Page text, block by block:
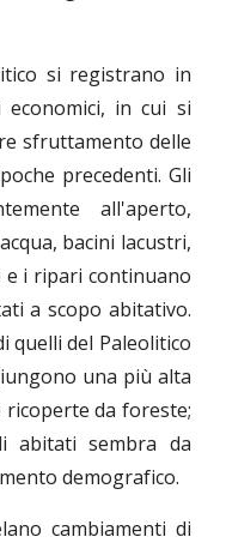
si registrano in
in cui si
sfruttamento delle
precedenti. Gli
all'aperto,
bacini lacustri,
e i ripari continuano
a scopo abitativo.
quelli del Paleolitico
una più alta
da foreste;
abitati sembra da
demografico.
cambiamenti di